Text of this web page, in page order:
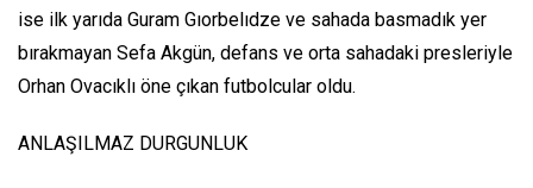
ise ilk yarıda Guram Gıorbelıdze ve sahada basmadık yer
bırakmayan Sefa Akgün, defans ve orta sahadaki presleriyle
Orhan Ovacıklı öne çıkan futbolcular oldu.
ANLAŞILMAZ DURGUNLUK